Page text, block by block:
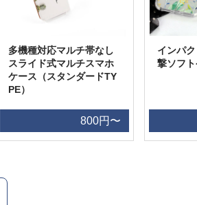
多機種対応マルチ帯なし
スライド式マルチスマホ
ケース（スタンダードTY
PE）
800円〜
インパ
撃ソフト